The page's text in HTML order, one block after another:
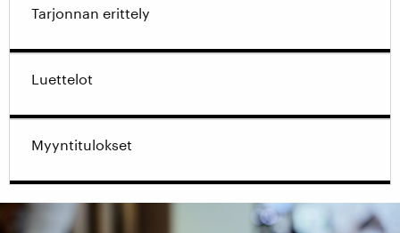
Joulukuu 2025
Näytä vanhemmat huutokaupat
Tarjonnan erittely
Luettelot
Myyntitulokset